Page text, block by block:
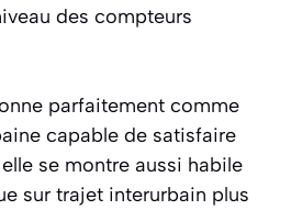
des compteurs
parfaitement comme
capable de satisfaire
se montre aussi habile
sur trajet interurbain plus